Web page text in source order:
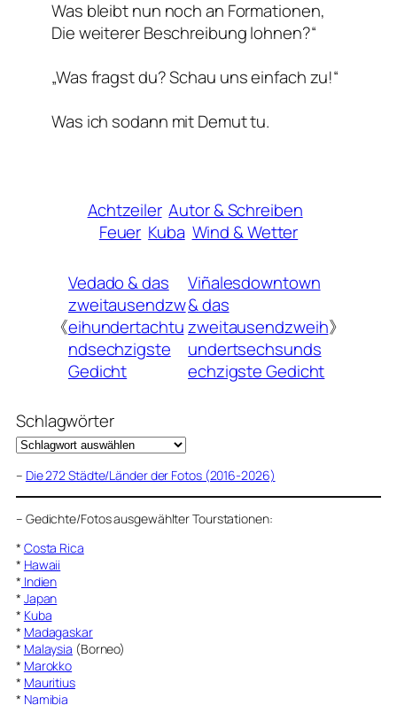
Was bleibt nun noch an Formationen,
Die weiterer Beschreibung lohnen?“
„Was fragst du? Schau uns einfach zu!“
Was ich sodann mit Demut tu.
Achtzeiler Autor & Schreiben
Feuer Kuba Wind & Wetter
《
Vedado & das
zweitausendzw
eihundertachtu
ndsechzigste
Gedicht
Viñalesdowntown
& das
zweitausendzweih
undertsechsunds
echzigste Gedicht
》
Schlagwörter
– Die 272 Städte/Länder der Fotos (2016-2026)
– Gedichte/Fotos ausgewählter Tourstationen:
* Costa Rica
* Hawaii
* Indien
* Japan
* Kuba
* Madagaskar
* Malaysia (Borneo)
* Marokko
* Mauritius
* Namibia